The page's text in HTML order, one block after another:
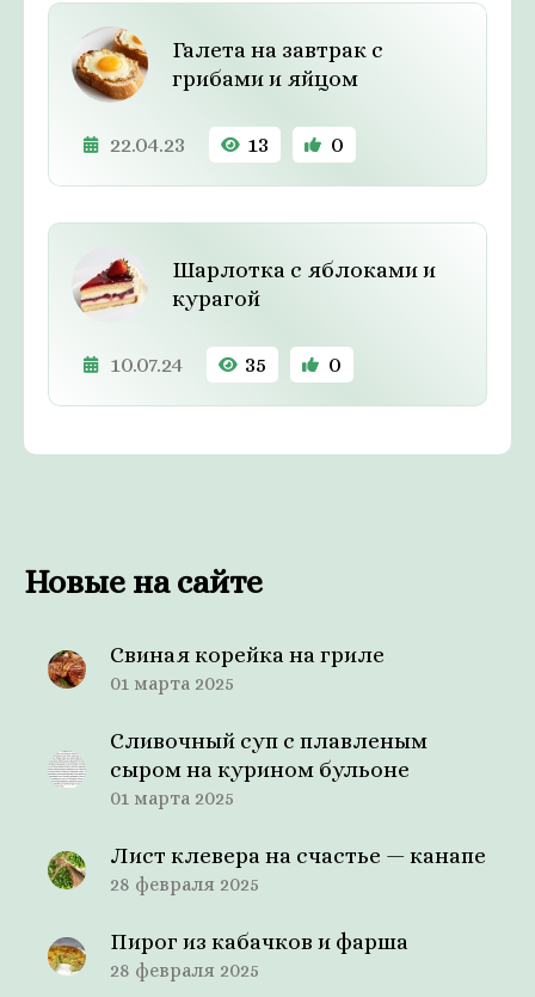
Галета на завтрак с
грибами и яйцом
22.04.23 13 0
Шарлотка с яблоками и
курагой
10.07.24 35 0
Новые на сайте
Свиная корейка на гриле
01 марта 2025
Сливочный суп с плавленым
сыром на курином бульоне
01 марта 2025
Лист клевера на счастье — канапе
28 февраля 2025
Пирог из кабачков и фарша
28 февраля 2025